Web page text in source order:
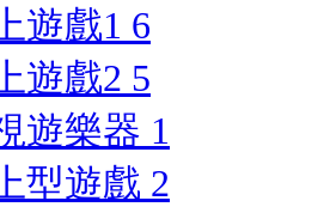
遊戲1 6
遊戲2 5
遊樂器 1
型遊戲 2